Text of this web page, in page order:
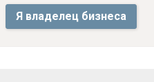
Я владелец бизнеса